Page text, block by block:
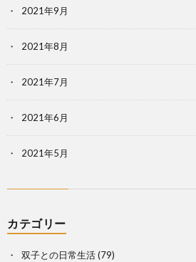
2021年9月
2021年8月
2021年7月
2021年6月
2021年5月
カテゴリー
双子との日常生活(79)